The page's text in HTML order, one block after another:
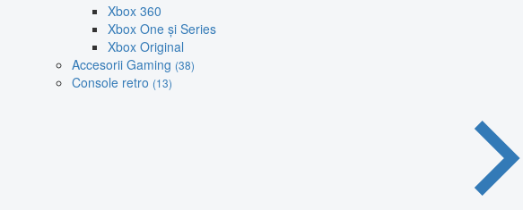
Xbox 360
Xbox One și Series
Xbox Original
Accesorii Gaming (38)
Console retro (13)